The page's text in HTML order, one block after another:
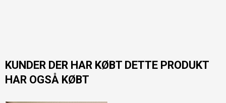
KUNDER DER HAR KØBT DETTE PRODUKT
HAR OGSÅ KØBT